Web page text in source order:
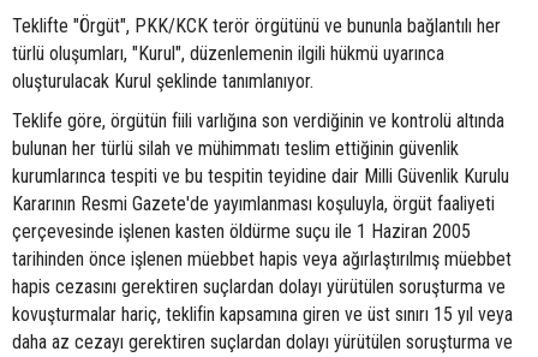
Teklifte "Örgüt", PKK/KCK terör örgütünü ve bununla bağlantılı her
türlü oluşumları, "Kurul", düzenlemenin ilgili hükmü uyarınca
oluşturulacak Kurul şeklinde tanımlanıyor.
Teklife göre, örgütün fiili varlığına son verdiğinin ve kontrolü altında
bulunan her türlü silah ve mühimmatı teslim ettiğinin güvenlik
kurumlarınca tespiti ve bu tespitin teyidine dair Milli Güvenlik Kurulu
Kararının Resmi Gazete'de yayımlanması koşuluyla, örgüt faaliyeti
çerçevesinde işlenen kasten öldürme suçu ile 1 Haziran 2005
tarihinden önce işlenen müebbet hapis veya ağırlaştırılmış müebbet
hapis cezasını gerektiren suçlardan dolayı yürütülen soruşturma ve
kovuşturmalar hariç, teklifin kapsamına giren ve üst sınırı 15 yıl veya
daha az cezayı gerektiren suçlardan dolayı yürütülen soruşturma ve